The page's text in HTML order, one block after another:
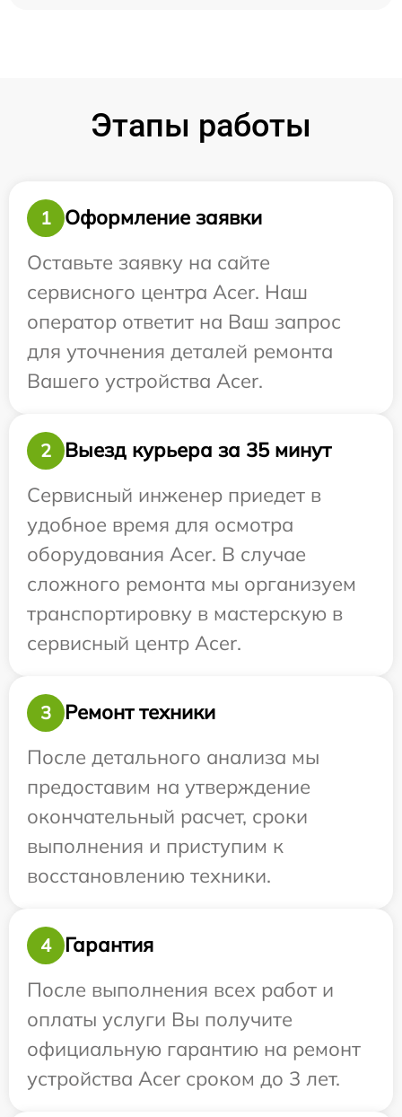
Этапы работы
1
Оформление заявки
Оставьте заявку на сайте
сервисного центра Acer. Наш
оператор ответит на Ваш запрос
для уточнения деталей ремонта
Вашего устройства Acer.
2
Выезд курьера за 35 минут
Сервисный инженер приедет в
удобное время для осмотра
оборудования Acer. В случае
сложного ремонта мы организуем
транспортировку в мастерскую в
сервисный центр Acer.
3
Ремонт техники
После детального анализа мы
предоставим на утверждение
окончательный расчет, сроки
выполнения и приступим к
восстановлению техники.
4
Гарантия
После выполнения всех работ и
оплаты услуги Вы получите
официальную гарантию на ремонт
устройства Acer сроком до 3 лет.